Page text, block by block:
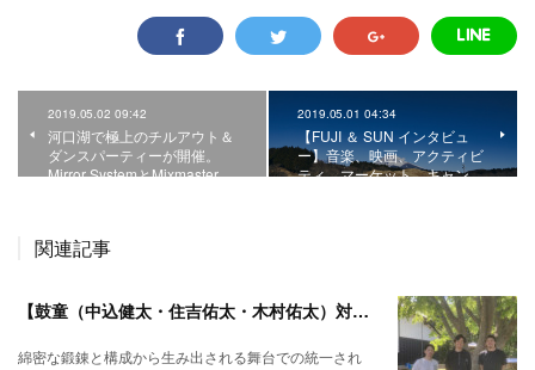
2019.05.02 09:42
河口湖で極上のチルアウト＆
ダンスパーティーが開催。
Mirror SystemとMixmaster …
2019.05.01 04:34
【FUJI ＆ SUN インタビュ
ー】音楽、映画、アクティビ
ティ、マーケット、キャン…
関連記事
【鼓童（中込健太・住吉佑太・木村佑太）対談】即興で得られる新たな感覚。
綿密な鍛錬と構成から生み出される舞台での統一され